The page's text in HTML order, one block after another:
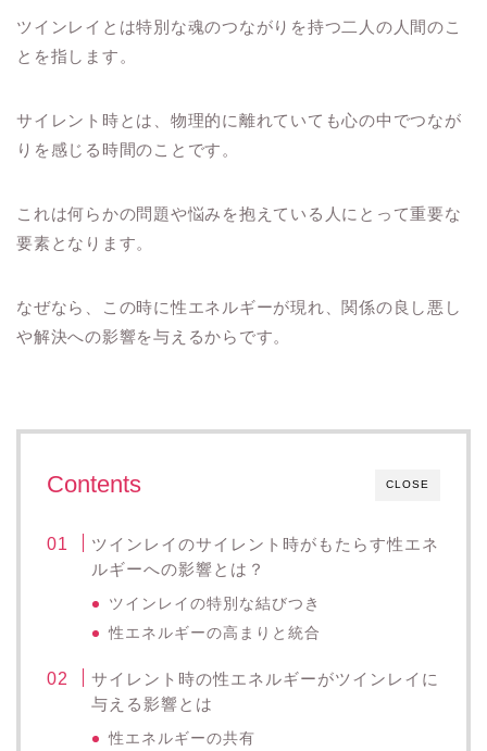
ツインレイとは特別な魂のつながりを持つ二人の人間のこ
とを指します。
サイレント時とは、物理的に離れていても心の中でつなが
りを感じる時間のことです。
これは何らかの問題や悩みを抱えている人にとって重要な
要素となります。
なぜなら、この時に性エネルギーが現れ、関係の良し悪し
や解決への影響を与えるからです。
CLOSE
Contents
ツインレイのサイレント時がもたらす性エネ
ルギーへの影響とは？
ツインレイの特別な結びつき
性エネルギーの高まりと統合
サイレント時の性エネルギーがツインレイに
与える影響とは
性エネルギーの共有